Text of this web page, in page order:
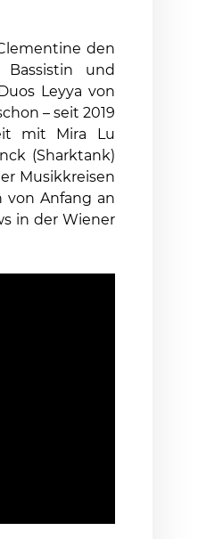
den
Bassistin und
Leyya von
– seit 2019
mit Mira Lu
(Sharktank)
Musikkreisen
von Anfang an
in der Wiener